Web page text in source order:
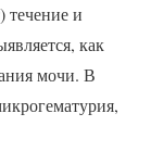
течение и
как
мочи. В